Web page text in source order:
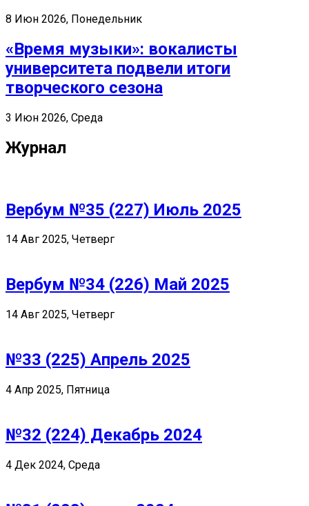
8 Июн 2026, Понедельник
«Время музыки»: вокалисты
университета подвели итоги
творческого сезона
3 Июн 2026, Среда
Журнал
Вербум №35 (227) Июль 2025
14 Авг 2025, Четверг
Вербум №34 (226) Май 2025
14 Авг 2025, Четверг
№33 (225) Апрель 2025
4 Апр 2025, Пятница
№32 (224) Декабрь 2024
4 Дек 2024, Среда